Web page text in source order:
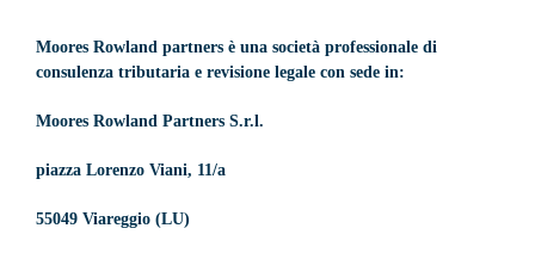
Moores Rowland partners è una società professionale di
consulenza tributaria e revisione legale con sede in:
Moores Rowland Partners S.r.l.
piazza Lorenzo Viani, 11/a
55049 Viareggio (LU)